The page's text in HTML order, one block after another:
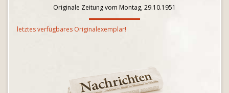
Originale Zeitung vom Montag, 29.10.1951
letztes verfügbares Originalexemplar!